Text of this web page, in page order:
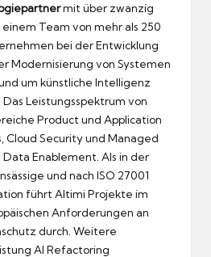
mit über zwanzig
Team von mehr als 250
bei der Entwicklung
Modernisierung von Systemen
um künstliche Intelligenz
Leistungsspektrum von
Product und Application
Cloud Security und Managed
Data Enablement. Als in der
und nach ISO 27001
führt Altimi Projekte im
Anforderungen an
durch. Weitere
AI Refactoring